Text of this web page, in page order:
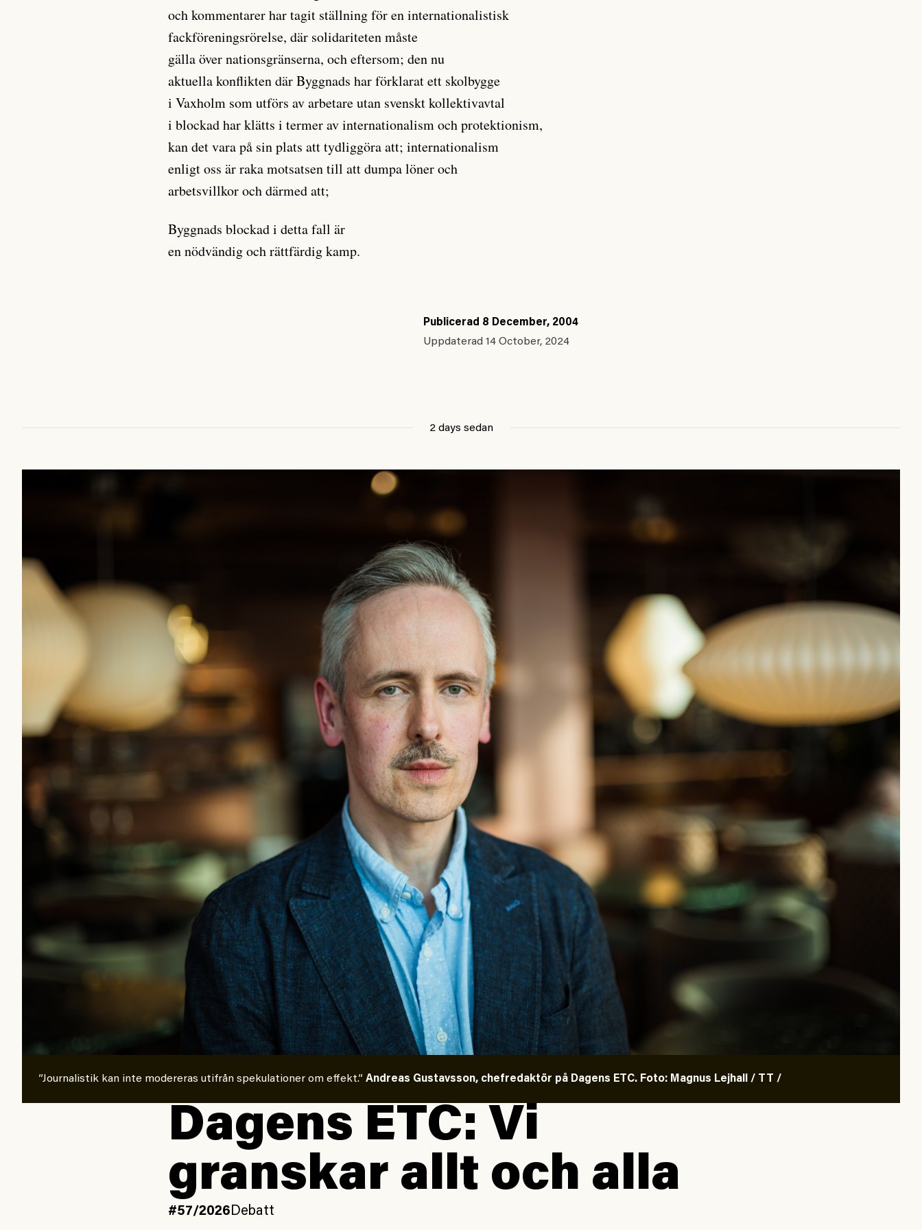
och kommentarer har tagit ställning för en internationalistisk
fackföreningsrörelse, där solidariteten måste
gälla över nationsgränserna, och eftersom; den nu
aktuella konflikten där Byggnads har förklarat ett skolbygge
i Vaxholm som utförs av arbetare utan svenskt kollektivavtal
i blockad har klätts i termer av internationalism och protektionism,
kan det vara på sin plats att tydliggöra att; internationalism
enligt oss är raka motsatsen till att dumpa löner och
arbetsvillkor och därmed att;
Byggnads blockad i detta fall är
en nödvändig och rättfärdig kamp.
Publicerad 8 December, 2004
Uppdaterad 14 October, 2024
2 days sedan
”Journalistik kan inte modereras utifrån spekulationer om effekt.” Andreas Gustavsson, chefredaktör på Dagens ETC. Foto: Magnus Lejhall / TT /
Dagens ETC: Vi
granskar allt och alla
#57/2026Debatt